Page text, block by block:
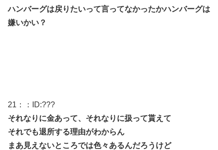
ハンバーグは戻りたいって言ってなかったかハンバーグは
嫌いかい？
21 ：：ID:???
それなりに金あって、それなりに扱って貰えて
それでも退所する理由がわからん
まあ見えないところでは色々あるんだろうけど